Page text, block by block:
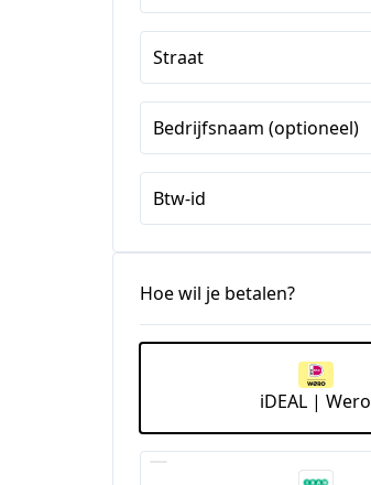
Straat
Bedrijfsnaam (optioneel)
Btw-id
Hoe wil je betalen?
iDEAL | Wero